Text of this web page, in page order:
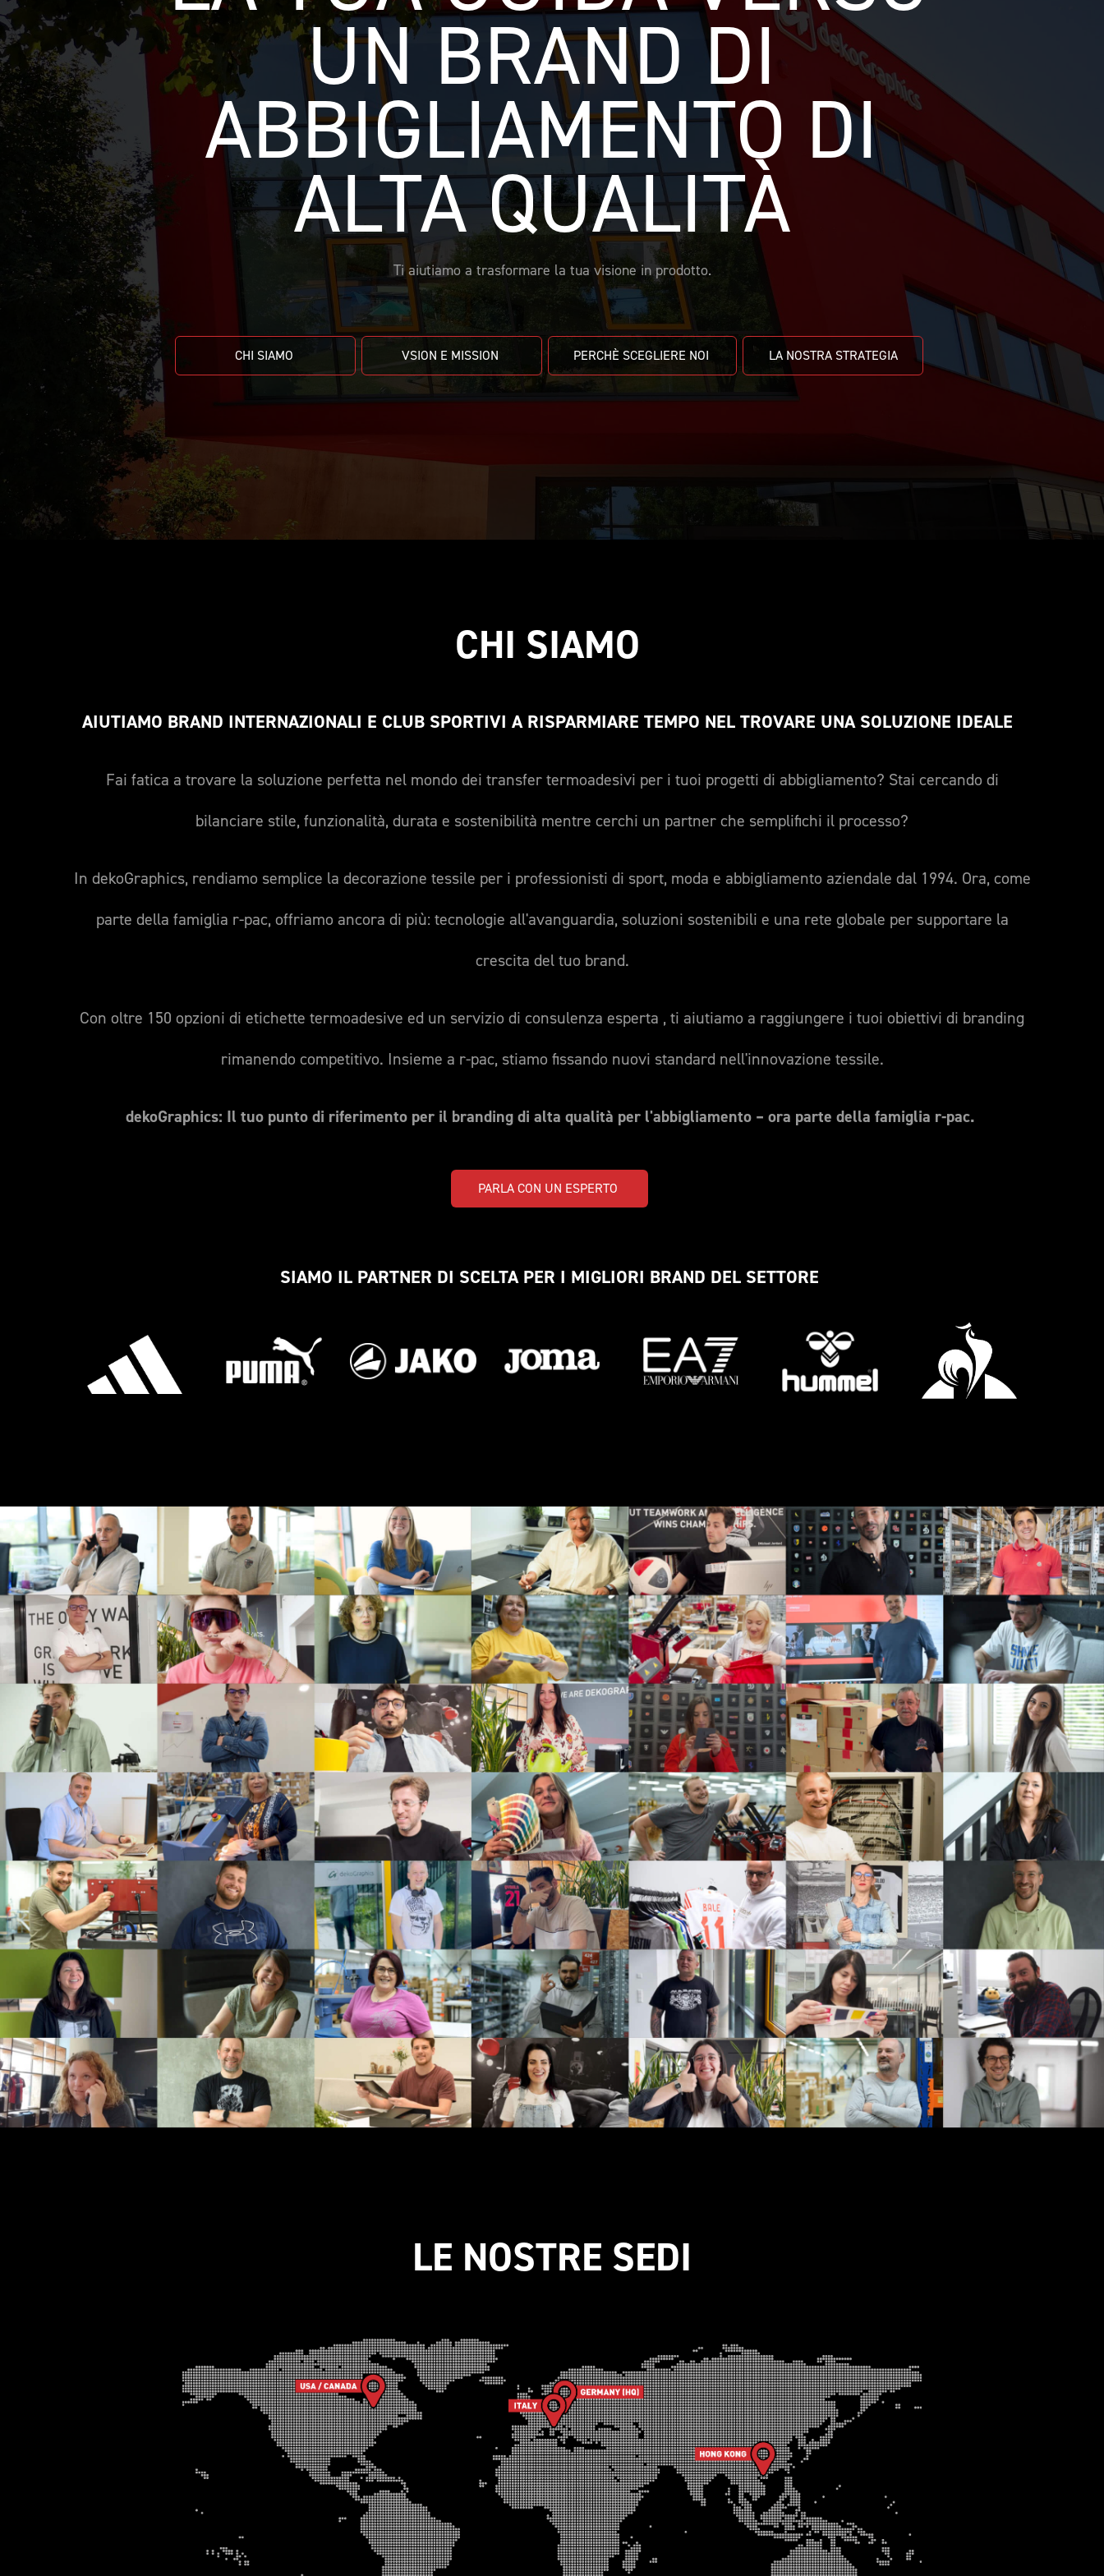
NEWSLETTER
UN BRAND DI
ABBIGLIAMENTO DI
ALTA QUALITÀ
Ti aiutiamo a trasformare la tua visione in prodotto.
CHI SIAMO VSION E MISSION LA NOSTRA STRATEGIA
CHI SIAMO
AIUTIAMO BRAND INTERNAZIONALI E CLUB SPORTIVI A RISPARMIARE TEMPO NEL TROVARE UNA SOLUZIONE IDEALE
Fai fatica a trovare la soluzione perfetta nel mondo dei transfer termoadesivi per i tuoi progetti di abbigliamento? Stai cercando di
bilanciare stile, funzionalità, durata e sostenibilità mentre cerchi un partner che semplifichi il processo?
In dekoGraphics, rendiamo semplice la decorazione tessile per i professionisti di sport, moda e abbigliamento aziendale dal 1994. Ora, come
parte della famiglia r-pac, offriamo ancora di più: tecnologie all'avanguardia, soluzioni sostenibili e una rete globale per supportare la
crescita del tuo brand.
Con oltre 150 opzioni di etichette termoadesive ed un servizio di consulenza esperta , ti aiutiamo a raggiungere i tuoi obiettivi di branding
rimanendo competitivo. Insieme a r-pac, stiamo fissando nuovi standard nell'innovazione tessile.
dekoGraphics: Il tuo punto di riferimento per il branding di alta qualità per l'abbigliamento – ora parte della famiglia r-pac.
PARLA CON UN ESPERTO
SIAMO IL PARTNER DI SCELTA PER I MIGLIORI BRAND DEL SETTORE
LE NOSTRE SEDI